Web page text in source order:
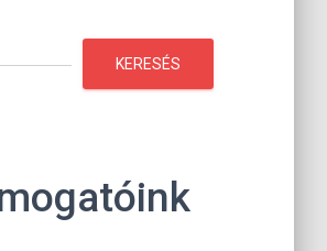
KERESÉS